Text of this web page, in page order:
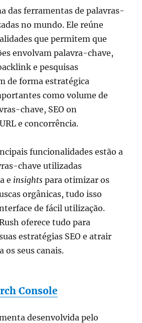
das ferramentas de palavras-
no mundo. Ele reúne
que permitem que
envolvam palavra-chave,
e pesquisas
de forma estratégica
como volume de
chave, SEO on
e concorrência.
funcionalidades estão a
chave utilizadas
e insights para otimizar os
orgânicas, tudo isso
de fácil utilização.
oferece tudo para
estratégias SEO e atrair
os seus canais.
Console
desenvolvida pelo